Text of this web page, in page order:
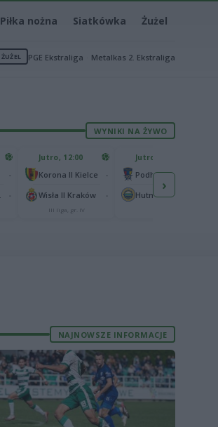
Piłka nożna Siatkówka Żużel
ŻUŻEL PGE Ekstraliga Metalkas 2. Ekstraliga
WYNIKI NA ŻYWO
Jutro, 12:00
Korona II Kielce
Wisła II Kraków
III liga, gr. IV
Jutro, 13:00
Hutnik Kraków
›
NAJNOWSZE INFORMACJE